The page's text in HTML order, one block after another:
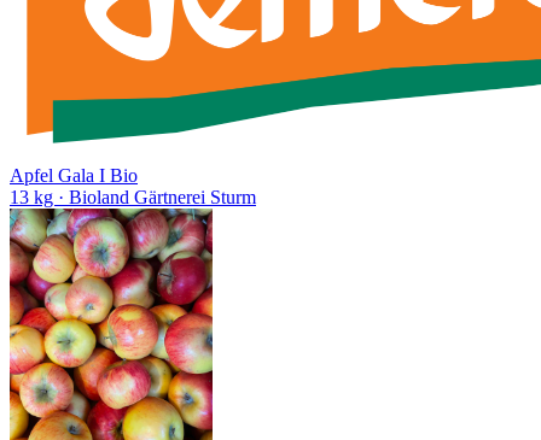
Apfel Gala I Bio
13 kg · Bioland Gärtnerei Sturm